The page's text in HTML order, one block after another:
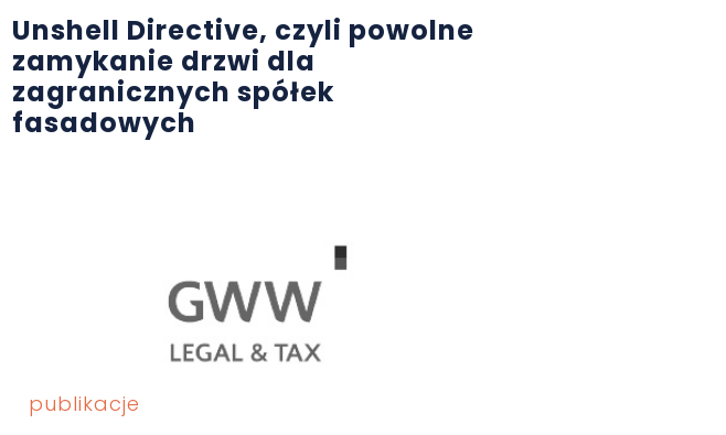
Unshell Directive, czyli powolne
zamykanie drzwi dla
zagranicznych spółek
fasadowych
publikacje